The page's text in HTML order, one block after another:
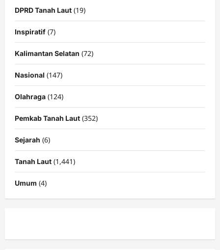
DPRD Tanah Laut (19)
Inspiratif (7)
Kalimantan Selatan (72)
Nasional (147)
Olahraga (124)
Pemkab Tanah Laut (352)
Sejarah (6)
Tanah Laut (1,441)
Umum (4)